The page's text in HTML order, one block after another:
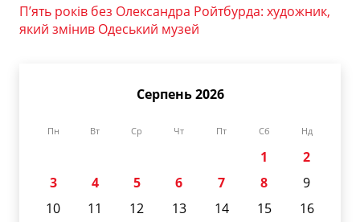
П’ять років без Олександра Ройтбурда: художник,
який змінив Одеський музей
Серпень 2026
Пн Вт Ср Чт Пт Сб Нд
1
2
3
4 5 6 7 8
9
10
11 12 13 14 15
16